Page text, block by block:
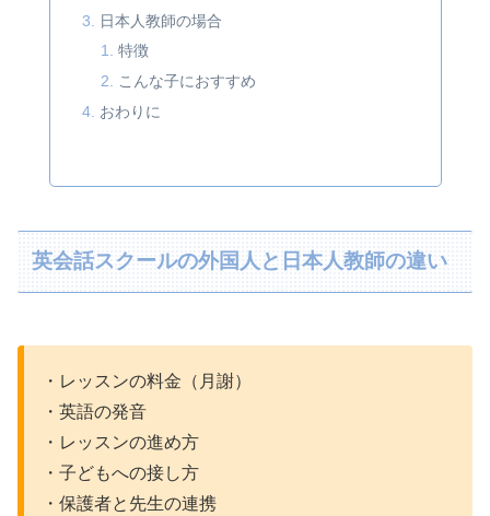
日本人教師の場合
特徴
こんな子におすすめ
おわりに
英会話スクールの外国人と日本人教師の違い
・レッスンの料金（月謝）
・英語の発音
・レッスンの進め方
・子どもへの接し方
・保護者と先生の連携